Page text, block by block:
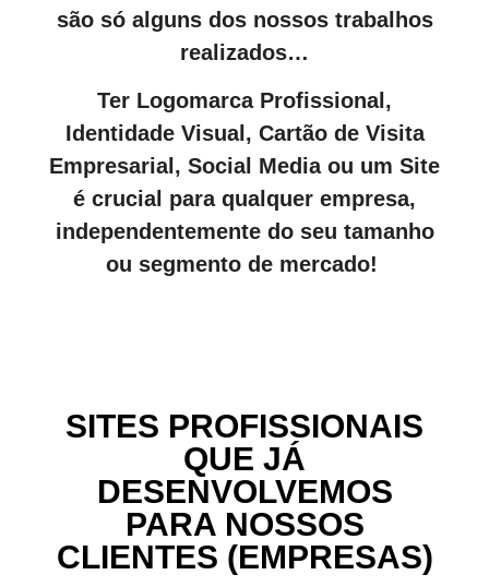
são só alguns dos nossos trabalhos
realizados…
Ter Logomarca Profissional,
Identidade Visual, Cartão de Visita
Empresarial, Social Media ou um Site
é crucial para qualquer empresa,
independentemente do seu tamanho
ou segmento de mercado!
SITES PROFISSIONAIS
QUE JÁ
DESENVOLVEMOS
PARA NOSSOS
CLIENTES (EMPRESAS)